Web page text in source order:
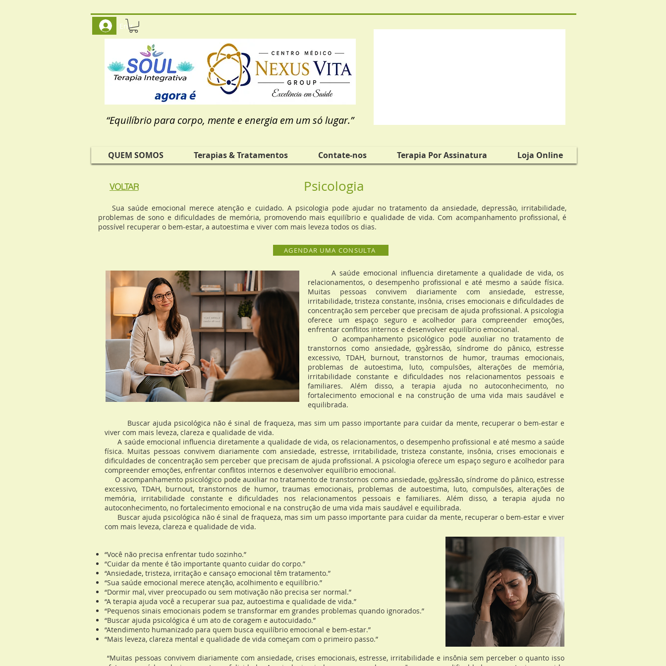
Entrar
“Equilíbrio para corpo, mente e energia em um só lugar.”
QUEM SOMOS Terapias & Tratamentos Contate-nos Terapia Por Assinatura Loja Online
Psicologia
VOLTAR
Sua saúde emocional merece atenção e cuidado. A psicologia pode ajudar no tratamento da ansiedade, depressão, irritabilidade,
problemas de sono e dificuldades de memória, promovendo mais equilíbrio e qualidade de vida. Com acompanhamento profissional, é
possível recuperar o bem-estar, a autoestima e viver com mais leveza todos os dias.
AGENDAR UMA CONSULTA
A saúde emocional influencia diretamente a qualidade de vida, os
relacionamentos, o desempenho profissional e até mesmo a saúde física.
Muitas pessoas convivem diariamente com ansiedade, estresse,
irritabilidade, tristeza constante, insônia, crises emocionais e dificuldades de
concentração sem perceber que precisam de ajuda profissional. A psicologia
oferece um espaço seguro e acolhedor para compreender emoções,
enfrentar conflitos internos e desenvolver equilíbrio emocional.
O acompanhamento psicológico pode auxiliar no tratamento de
transtornos como ansiedade, დეპressão, síndrome do pânico, estresse
excessivo, TDAH, burnout, transtornos de humor, traumas emocionais,
problemas de autoestima, luto, compulsões, alterações de memória,
irritabilidade constante e dificuldades nos relacionamentos pessoais e
familiares. Além disso, a terapia ajuda no autoconhecimento, no
fortalecimento emocional e na construção de uma vida mais saudável e
equilibrada.
Buscar ajuda psicológica não é sinal de fraqueza, mas sim um passo importante para cuidar da mente, recuperar o bem-estar e
viver com mais leveza, clareza e qualidade de vida.
A saúde emocional influencia diretamente a qualidade de vida, os relacionamentos, o desempenho profissional e até mesmo a saúde
física. Muitas pessoas convivem diariamente com ansiedade, estresse, irritabilidade, tristeza constante, insônia, crises emocionais e
dificuldades de concentração sem perceber que precisam de ajuda profissional. A psicologia oferece um espaço seguro e acolhedor para
compreender emoções, enfrentar conflitos internos e desenvolver equilíbrio emocional.
O acompanhamento psicológico pode auxiliar no tratamento de transtornos como ansiedade, დეპressão, síndrome do pânico, estresse
excessivo, TDAH, burnout, transtornos de humor, traumas emocionais, problemas de autoestima, luto, compulsões, alterações de
memória, irritabilidade constante e dificuldades nos relacionamentos pessoais e familiares. Além disso, a terapia ajuda no
autoconhecimento, no fortalecimento emocional e na construção de uma vida mais saudável e equilibrada.
Buscar ajuda psicológica não é sinal de fraqueza, mas sim um passo importante para cuidar da mente, recuperar o bem-estar e viver
com mais leveza, clareza e qualidade de vida.
“Você não precisa enfrentar tudo sozinho.”
“Cuidar da mente é tão importante quanto cuidar do corpo.”
“Ansiedade, tristeza, irritação e cansaço emocional têm tratamento.”
“Sua saúde emocional merece atenção, acolhimento e equilíbrio.”
“Dormir mal, viver preocupado ou sem motivação não precisa ser normal.”
“A terapia ajuda você a recuperar sua paz, autoestima e qualidade de vida.”
“Pequenos sinais emocionais podem se transformar em grandes problemas quando ignorados.”
“Buscar ajuda psicológica é um ato de coragem e autocuidado.”
“Atendimento humanizado para quem busca equilíbrio emocional e bem-estar.”
“Mais leveza, clareza mental e qualidade de vida começam com o primeiro passo.”
“Muitas pessoas convivem diariamente com ansiedade, crises emocionais, estresse, irritabilidade e insônia sem perceber o quanto isso